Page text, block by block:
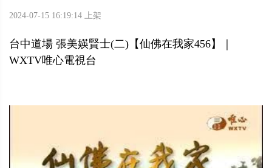
2024-07-15 16:19:14 上架
台中道場 張美媖賢士(二)【仙佛在我家456】｜
WXTV唯心電視台